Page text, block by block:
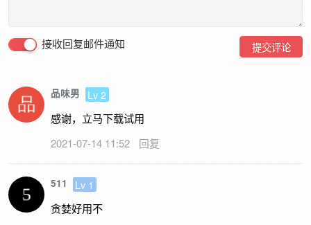
接收回复邮件通知 提交评论
品味男
Lv 2
感谢，立马下载试用
2021-07-14 11:52
回复
511
Lv 1
贪婪好用不